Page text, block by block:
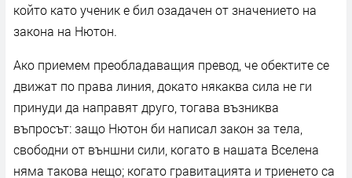
който като ученик е бил озадачен от значението на
закона на Нютон.
Ако приемем преобладаващия превод, че обектите се
движат по права линия, докато някаква сила не ги
принуди да направят друго, тогава възниква
въпросът: защо Нютон би написал закон за тела,
свободни от външни сили, когато в нашата Вселена
няма такова нещо; когато гравитацията и триенето са